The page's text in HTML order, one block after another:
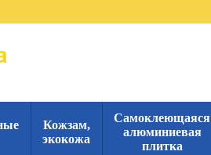
Кожзам,
экокожа
Самоклеющаяся
алюминиевая
плитка